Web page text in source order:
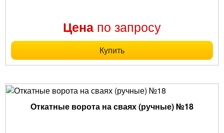
Цена по запросу
Купить
Откатные ворота на сваях (ручные) №18